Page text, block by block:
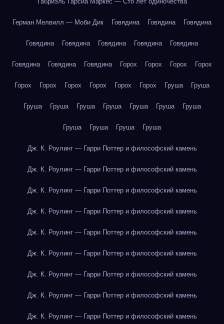
Герман Мелвилл — Моби Дик Говядина Говядина Говядина
Говядина Говядина Говядина Говядина Говядина
Говядина Говядина Говядина Горох Горох Горох Горох
Горох Горох Горох Горох Горох Горох Груша Груша
Груша Груша Груша Груша Груша Груша Груша
Груша Груша Груша Груша
Дж. К. Роулинг — Гарри Поттер и философский камень
Дж. К. Роулинг — Гарри Поттер и философский камень
Дж. К. Роулинг — Гарри Поттер и философский камень
Дж. К. Роулинг — Гарри Поттер и философский камень
Дж. К. Роулинг — Гарри Поттер и философский камень
Дж. К. Роулинг — Гарри Поттер и философский камень
Дж. К. Роулинг — Гарри Поттер и философский камень
Дж. К. Роулинг — Гарри Поттер и философский камень
Дж. К. Роулинг — Гарри Поттер и философский камень